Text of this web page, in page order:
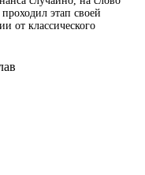
этап своей
от классического